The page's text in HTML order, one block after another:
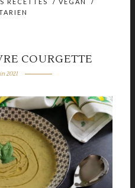
RECETTES / VEGAN
/
COURGETTE
2021